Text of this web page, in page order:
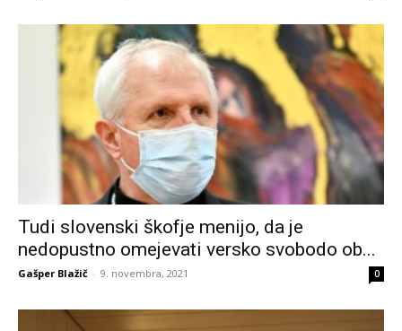
Tudi slovenski škofje menijo, da je
nedopustno omejevati versko svobodo ob...
Gašper Blažič - 9. novembra, 2021 0